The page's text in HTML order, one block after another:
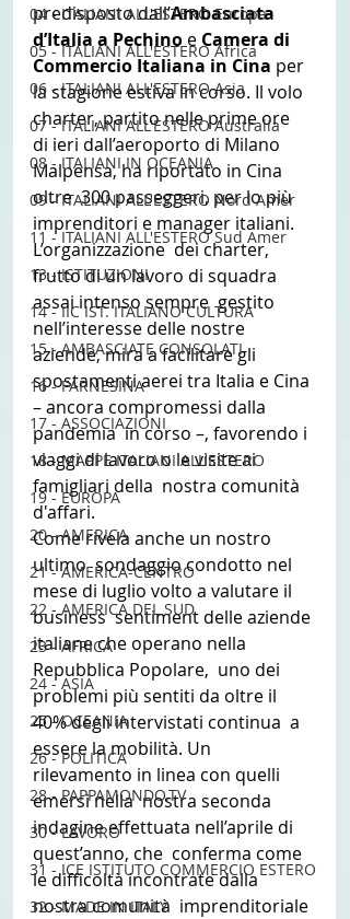
04 - ITALIANI ALL'ESTERO Europa
05 - ITALIANI ALL'ESTERO Africa
06 - ITALIANI ALL'ESTERO Asia
07 - ITALIANI ALL'ESTERO Australia
08 - ITALIANI IN OCEANIA
09 - ITALIANI ALL'ESTERO Nord Amer
11 - ITALIANI ALL'ESTERO Sud Amer
13 - ISTITUZIONI
14 - IIC IST. ITALIANO CULTURA
15 - AMBASCIATE CONSOLATI
16 - FARNESINA
17 - ASSOCIAZIONI
18 - MAPPE ITALIANI ALL'ESTERO
19 - EUROPA
20 - AMERICA
21 - AMERICA-CENTRO
22 - AMERICA DEL SUD
23 - AFRICA
24 - ASIA
25 - OCEANIA
26 - POLITICA
28 - PAPPAMONDO.TV
30 - LAVORO
31 - ICE ISTITUTO COMMERCIO ESTERO
32 - MADE IN ITALY
predisposto dall’Ambasciata
d’Italia a Pechino e Camera di
Commercio Italiana in Cina per
la stagione estiva in corso. Il volo
charter, partito nelle prime ore
di ieri dall’aeroporto di Milano
Malpensa, ha riportato in Cina
oltre  300 passeggeri, per lo più
imprenditori e manager italiani.
L’organizzazione  dei charter,
frutto di un lavoro di squadra
assai intenso sempre  gestito
nell’interesse delle nostre
aziende, mira a facilitare gli
spostamenti aerei tra Italia e Cina
– ancora compromessi dalla
pandemia  in corso –, favorendo i
viaggi di lavoro o le visite ai
famigliari della  nostra comunità
d'affari.
Come rivela anche un nostro
ultimo  sondaggio condotto nel
mese di luglio volto a valutare il
business  sentiment delle aziende
italiane che operano nella
Repubblica Popolare,  uno dei
problemi più sentiti da oltre il
40% degli intervistati continua  a
essere la mobilità. Un
rilevamento in linea con quelli
emersi nella  nostra seconda
indagine effettuata nell’aprile di
quest’anno, che  conferma come
le difficoltà incontrate dalla
nostra comunità  imprenditoriale